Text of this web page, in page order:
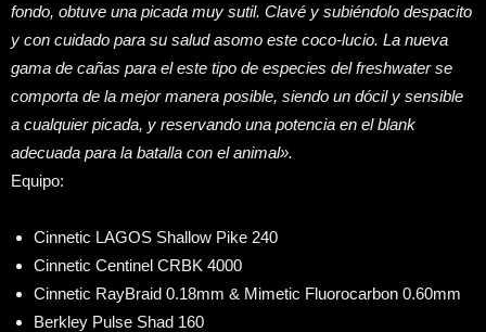
fondo, obtuve una picada muy sutil. Clavé y subiéndolo despacito
y con cuidado para su salud asomo este coco-lucio. La nueva
gama de cañas para el este tipo de especies del freshwater se
comporta de la mejor manera posible, siendo un dócil y sensible
a cualquier picada, y reservando una potencia en el blank
adecuada para la batalla con el animal».
Equipo:
Cinnetic LAGOS Shallow Pike 240
Cinnetic Centinel CRBK 4000
Cinnetic RayBraid 0.18mm & Mimetic Fluorocarbon 0.60mm
Berkley Pulse Shad 160